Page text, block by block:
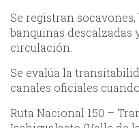
Se registran
banquinas descalzadas
circulación.
Se evalúa la
canales oficiales
Ruta Nacional 150 –